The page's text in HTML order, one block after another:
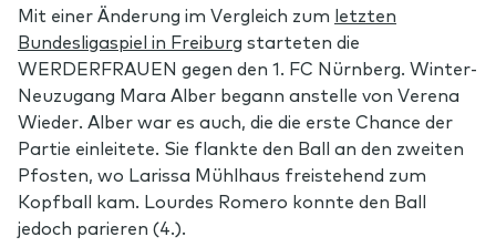
Mit einer Änderung im Vergleich zum letzten
Bundesligaspiel in Freiburg starteten die
WERDERFRAUEN gegen den 1. FC Nürnberg. Winter-
Neuzugang Mara Alber begann anstelle von Verena
Wieder. Alber war es auch, die die erste Chance der
Partie einleitete. Sie flankte den Ball an den zweiten
Pfosten, wo Larissa Mühlhaus freistehend zum
Kopfball kam. Lourdes Romero konnte den Ball
jedoch parieren (4.).